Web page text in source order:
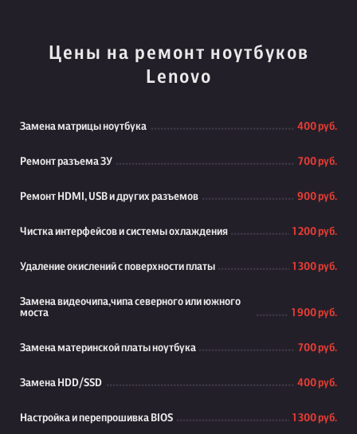
Цены на ремонт ноутбуков
Lenovo
Замена матрицы ноутбука 400 руб.
Ремонт разъема ЗУ 700 руб.
Ремонт HDMI, USB и других разъемов 900 руб.
Чистка интерфейсов и системы охлаждения 1 200 руб.
Удаление окислений с поверхности платы 1 300 руб.
Замена видеочипа,чипа северного или южного
моста
1 900 руб.
Замена материнской платы ноутбука 700 руб.
Замена HDD/SSD 400 руб.
Настройка и перепрошивка BIOS 1 300 руб.